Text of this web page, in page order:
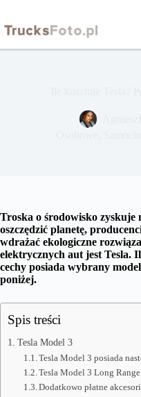
treści
Troska o środowisko zyskuje
oszczędzić planetę,
wdrażać ekologiczne
elektrycznych aut jest Tesla.
cechy posiada wybrany
poniżej.
Spis treści
Tesla Model 3
Tesla Model 3 posiada
Tesla Model 3 Long Range
Dodatkowo płatne